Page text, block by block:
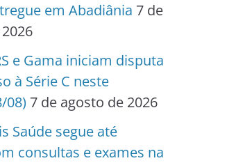
em Abadiânia 7 de
e Gama iniciam disputa
à Série C neste
08) 7 de agosto de 2026
Saúde segue até
consultas e exames na